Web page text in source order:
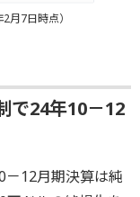
月7日時点）
で24年10－12
－12月期決算は純